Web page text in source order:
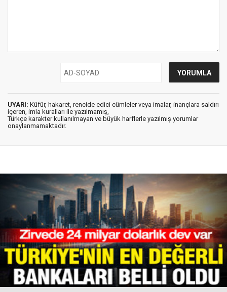
UYARI: Küfür, hakaret, rencide edici cümleler veya imalar, inançlara saldırı
içeren, imla kuralları ile yazılmamış,
Türkçe karakter kullanılmayan ve büyük harflerle yazılmış yorumlar
onaylanmamaktadır.